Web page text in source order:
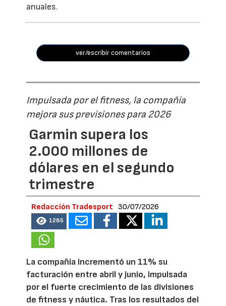
anuales.
ver/escribir comentarios
Impulsada por el fitness, la compañía
mejora sus previsiones para 2026
Garmin supera los
2.000 millones de
dólares en el segundo
trimestre
Redacción Tradesport 30/07/2026
1285
La compañía incrementó un 11% su
facturación entre abril y junio, impulsada
por el fuerte crecimiento de las divisiones
de fitness y náutica. Tras los resultados del